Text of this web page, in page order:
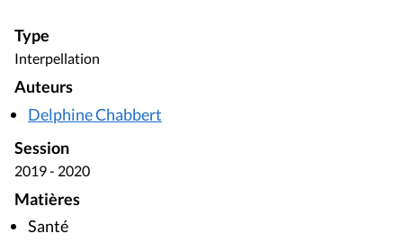
Type
Interpellation
Auteurs
Delphine Chabbert
Session
2019 - 2020
Matières
Santé